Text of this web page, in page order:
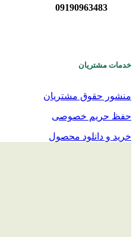
09190963483
خدمات مشتریان
منشور حقوق مشتریان
حفظ حریم خصوصی
خرید و دانلود محصول